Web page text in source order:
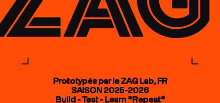
Prototypés par le ZAG Lab, FR
SAISON 2025-2026
Build - Test - Learn *Repeat*